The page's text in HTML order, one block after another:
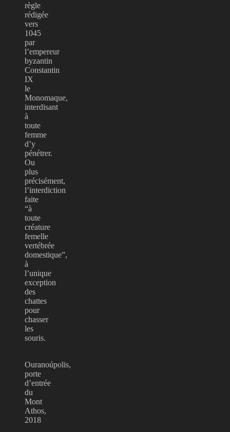
règle
rédigée
vers
1045
par
l’empereur
byzantin
Constantin
IX
le
Monomaque,
interdisant
à
toute
femme
d’y
pénétrer.
Ou
plus
précisément,
l’interdiction
faite
“à
toute
créature
femelle
vertébrée
domestique”,
à
l’unique
exception
des
chattes
pour
chasser
les
souris.
Ouranoúpolis,
porte
d’entrée
du
Mont
Athos,
2018